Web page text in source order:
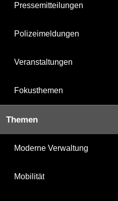
Pressemitteilungen
Polizeimeldungen
Veranstaltungen
Fokusthemen
Themen
Moderne Verwaltung
Mobilität